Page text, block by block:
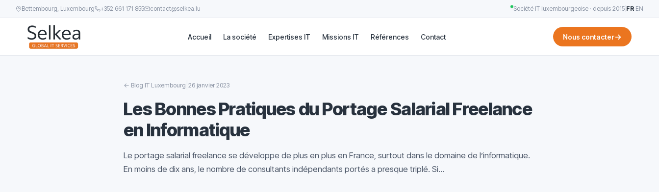
Bettembourg, Luxembourg +352 661 171 855 contact@selkea.lu Société IT luxembourgeoise · depuis 2015 FR EN
Accueil La société Expertises IT Missions IT Références Contact Nous contacter→
← Blog IT Luxembourg 26 janvier 2023
Les Bonnes Pratiques du Portage Salarial Freelance
en Informatique
Le portage salarial freelance se développe de plus en plus en France, surtout dans le domaine de l’informatique.
En moins de dix ans, le nombre de consultants indépendants portés a presque triplé. Si...